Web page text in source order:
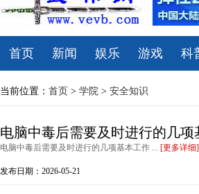
首页 新闻 娱乐 游戏 科
当前位置： 首页 > 学院 > 安全知识
电脑中毒后需要及时进行的几项
电脑中毒后需要及时进行的几项基本工作 ... [更多详细]
发布日期：2026-05-21